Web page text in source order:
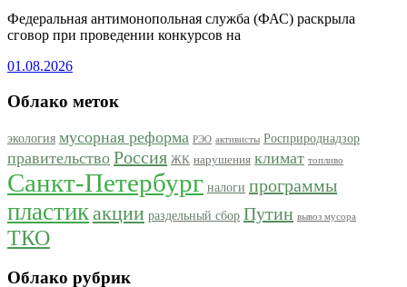
Федеральная антимонопольная служба (ФАС) раскрыла
сговор при проведении конкурсов на
01.08.2026
Облако меток
экология мусорная реформа РЭО активисты Росприроднадзор
правительство Россия ЖК нарушения климат топливо
Санкт-Петербург налоги программы
пластикакции раздельный сбор Путин вывоз мусора
ТКО
Облако рубрик